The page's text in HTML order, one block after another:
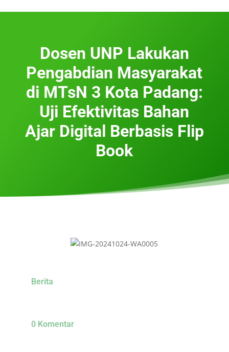
Dosen UNP Lakukan
Pengabdian Masyarakat
di MTsN 3 Kota Padang:
Uji Efektivitas Bahan
Ajar Digital Berbasis Flip
Book
Berita
0 Komentar